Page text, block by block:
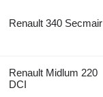
Renault 340 Secmair
Renault Midlum 220
DCI